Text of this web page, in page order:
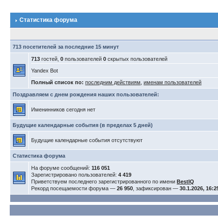
Статистика форума
713 посетителей за последние 15 минут
713 гостей,0 пользователей0 скрытых пользователей
Yandex Bot
Полный список по: последним действиям ,именам пользователей
Поздравляем с днем рождения наших пользователей:
Именинников сегодня нет
Будущие календарные события (в пределах 5 дней)
Будущие календарные события отсутствуют
Статистика форума
На форуме сообщений:116 051
Зарегистрировано пользователей:4 419
Приветствуем последнего зарегистрированного по имениBestIQ
Рекорд посещаемости форума —26 950 , зафиксирован —30.1.2026,